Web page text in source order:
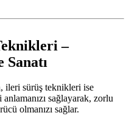
–
Sanatı
ileri sürüş teknikleri ise
sağlayarak, zorlu
olmanızı sağlar.